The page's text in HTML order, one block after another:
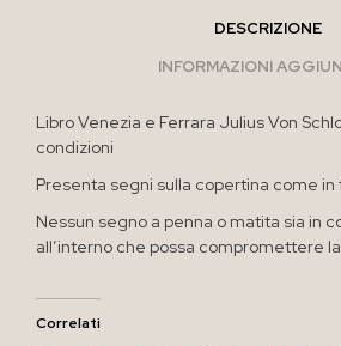
DESCRIZIONE
INFORMAZIONI
Libro Venezia e Ferrara Julius Von
condizioni
Presenta segni sulla copertina come in
Nessun segno a penna o matita sia in
all’interno che possa compromettere
Correlati